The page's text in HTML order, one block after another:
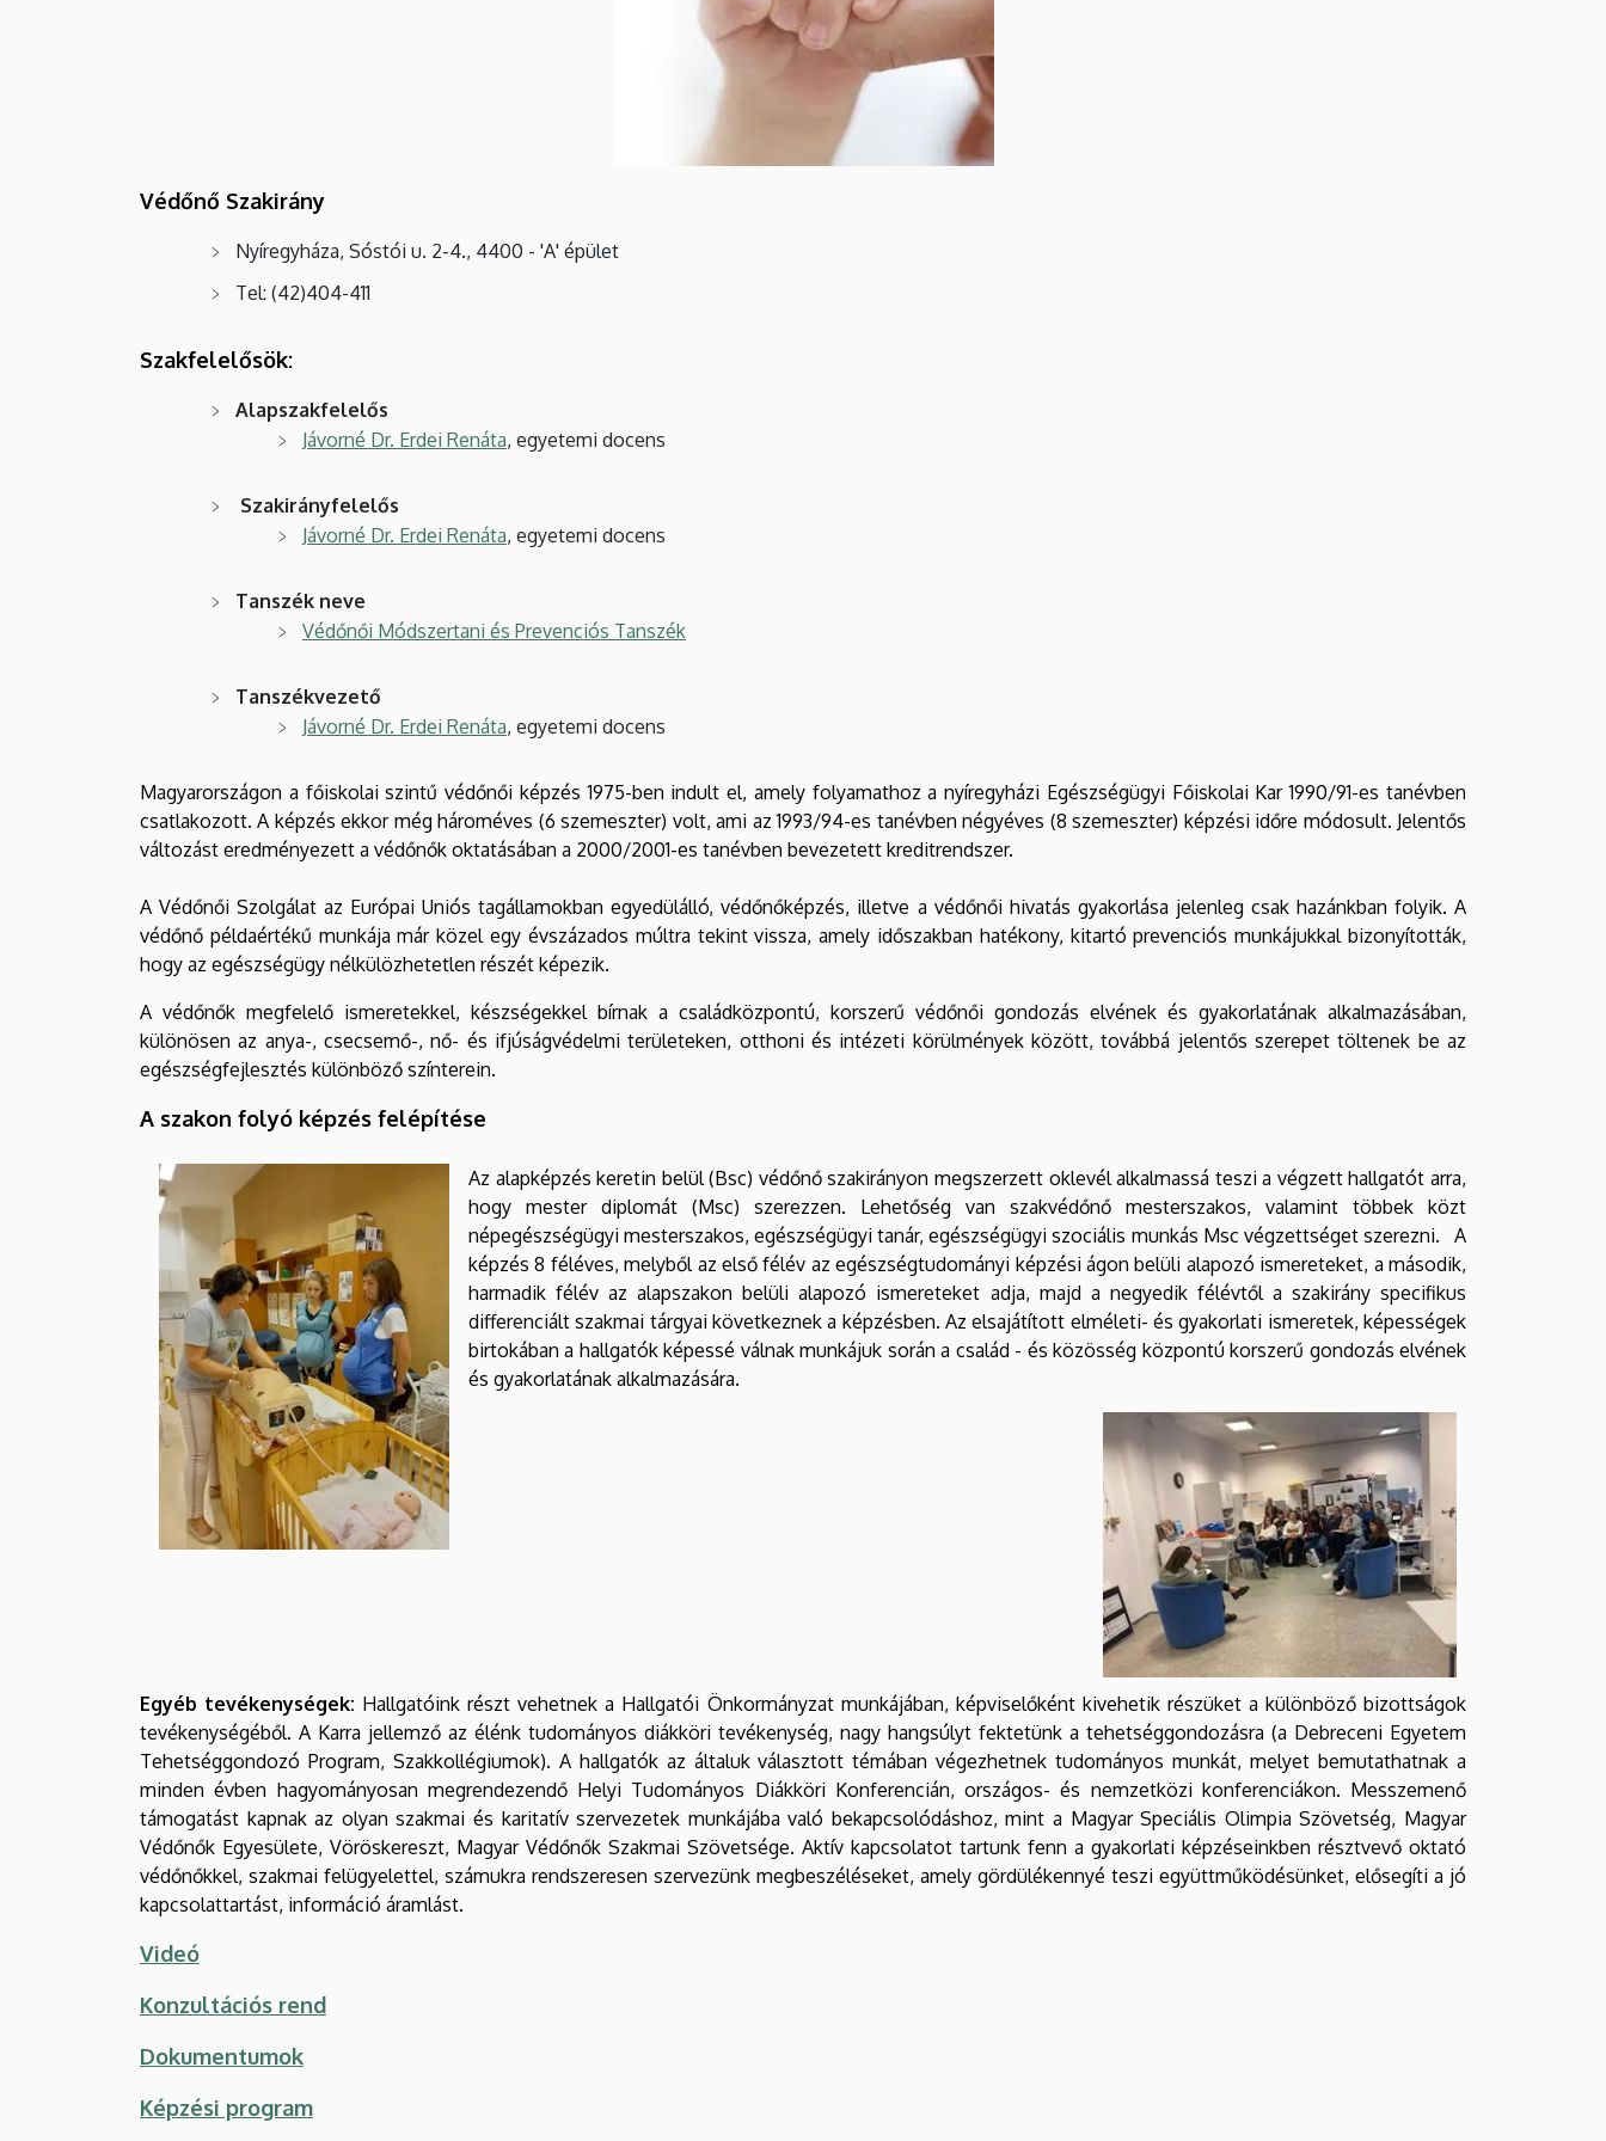
Védőnő Szakirány
Nyíregyháza, Sóstói u. 2-4., 4400 - 'A' épület
Tel: (42)404-411
Szakfelelősök:
Alapszakfelelős
Jávorné Dr. Erdei Renáta, egyetemi docens
Szakirányfelelős
Jávorné Dr. Erdei Renáta, egyetemi docens
Tanszék neve
Védőnői Módszertani és Prevenciós Tanszék
Tanszékvezető
Jávorné Dr. Erdei Renáta, egyetemi docens
Magyarországon a főiskolai szintű védőnői képzés 1975-ben indult el, amely folyamathoz a nyíregyházi Egészségügyi Főiskolai Kar 1990/91-es tanévben
csatlakozott. A képzés ekkor még hároméves (6 szemeszter) volt, ami az 1993/94-es tanévben négyéves (8 szemeszter) képzési időre módosult. Jelentős
változást eredményezett a védőnők oktatásában a 2000/2001-es tanévben bevezetett kreditrendszer.
A Védőnői Szolgálat az Európai Uniós tagállamokban egyedülálló, védőnőképzés, illetve a védőnői hivatás gyakorlása jelenleg csak hazánkban folyik. A
védőnő példaértékű munkája már közel egy évszázados múltra tekint vissza, amely időszakban hatékony, kitartó prevenciós munkájukkal bizonyították,
hogy az egészségügy nélkülözhetetlen részét képezik.
A védőnők megfelelő ismeretekkel, készségekkel bírnak a családközpontú, korszerű védőnői gondozás elvének és gyakorlatának alkalmazásában,
különösen az anya-, csecsemő-, nő- és ifjúságvédelmi területeken, otthoni és intézeti körülmények között, továbbá jelentős szerepet töltenek be az
egészségfejlesztés különböző színterein.
A szakon folyó képzés felépítése
Az alapképzés keretin belül (Bsc) védőnő szakirányon megszerzett oklevél alkalmassá teszi a végzett hallgatót arra,
hogy mester diplomát (Msc) szerezzen. Lehetőség van szakvédőnő mesterszakos, valamint többek közt
népegészségügyi mesterszakos, egészségügyi tanár, egészségügyi szociális munkás Msc végzettséget szerezni. A
képzés 8 féléves, melyből az első félév az egészségtudományi képzési ágon belüli alapozó ismereteket, a második,
harmadik félév az alapszakon belüli alapozó ismereteket adja, majd a negyedik félévtől a szakirány specifikus
differenciált szakmai tárgyai következnek a képzésben. Az elsajátított elméleti- és gyakorlati ismeretek, képességek
birtokában a hallgatók képessé válnak munkájuk során a család - és közösség központú korszerű gondozás elvének
és gyakorlatának alkalmazására.
Egyéb tevékenységek: Hallgatóink részt vehetnek a Hallgatói Önkormányzat munkájában, képviselőként kivehetik részüket a különböző bizottságok
tevékenységéből. A Karra jellemző az élénk tudományos diákköri tevékenység, nagy hangsúlyt fektetünk a tehetséggondozásra (a Debreceni Egyetem
Tehetséggondozó Program, Szakkollégiumok). A hallgatók az általuk választott témában végezhetnek tudományos munkát, melyet bemutathatnak a
minden évben hagyományosan megrendezendő Helyi Tudományos Diákköri Konferencián, országos- és nemzetközi konferenciákon. Messzemenő
támogatást kapnak az olyan szakmai és karitatív szervezetek munkájába való bekapcsolódáshoz, mint a Magyar Speciális Olimpia Szövetség, Magyar
Védőnők Egyesülete, Vöröskereszt, Magyar Védőnők Szakmai Szövetsége. Aktív kapcsolatot tartunk fenn a gyakorlati képzéseinkben résztvevő oktató
védőnőkkel, szakmai felügyelettel, számukra rendszeresen szervezünk megbeszéléseket, amely gördülékennyé teszi együttműködésünket, elősegíti a jó
kapcsolattartást, információ áramlást.
Videó
Konzultációs rend
Dokumentumok
Képzési program